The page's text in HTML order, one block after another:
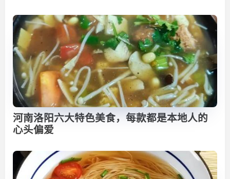
河南洛阳六大特色美食，每款都是本地人的
心头偏爱